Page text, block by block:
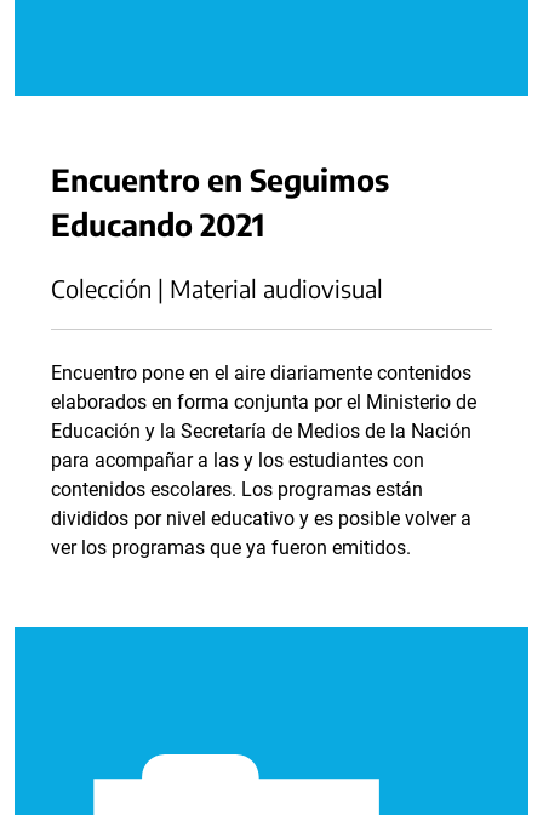
Encuentro en Seguimos
Educando 2021
Colección | Material audiovisual
Encuentro pone en el aire diariamente contenidos
elaborados en forma conjunta por el Ministerio de
Educación y la Secretaría de Medios de la Nación
para acompañar a las y los estudiantes con
contenidos escolares. Los programas están
divididos por nivel educativo y es posible volver a
ver los programas que ya fueron emitidos.